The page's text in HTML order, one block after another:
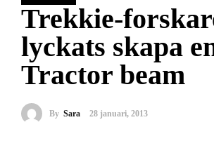
Trekkie-
lyckats skapa
Tractor beam
By Sara 28 januari, 2013